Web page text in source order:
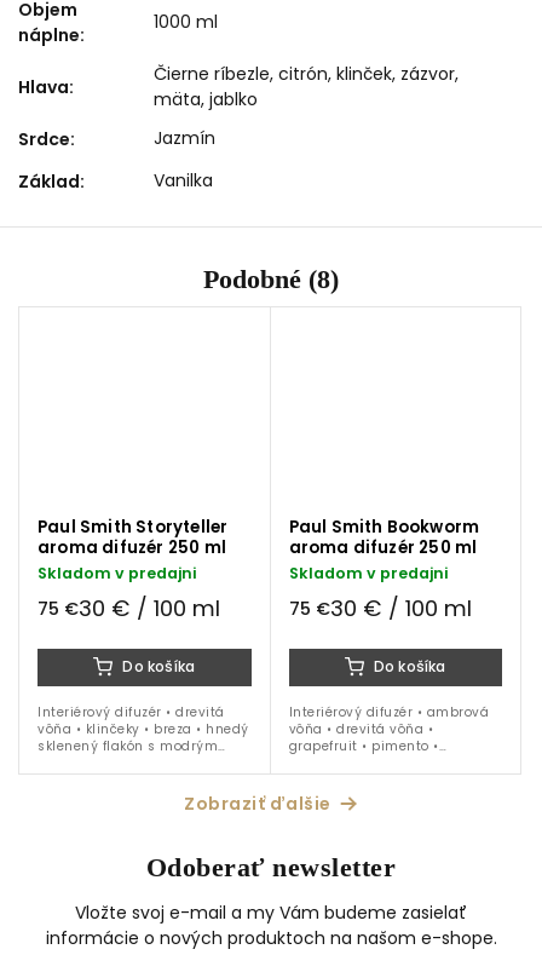
Objem
náplne:
1000 ml
Hlava:
Čierne ríbezle, citrón, klinček, zázvor,
mäta, jablko
Srdce:
Jazmín
Základ: Vanilka
Podobné (8)
Paul Smith Storyteller
aroma difuzér 250 ml
Skladom v predajni
75 €30 € / 100 ml
Do košíka
Interiérový difuzér • drevitá
vôňa • klinčeky • breza • hnedý
sklenený flakón s modrým
Paul Smith Bookworm
aroma difuzér 250 ml
Skladom v predajni
75 €30 € / 100 ml
Do košíka
Interiérový difuzér • ambrová
vôňa • drevitá vôňa •
grapefruit • pimento •
červeným vrchnákom • 250 ml
náplň
Zobraziť ďalšie
Odoberať newsletter
Vložte svoj e-mail a my Vám budeme zasielať
informácie o nových produktoch na našom e-shope.